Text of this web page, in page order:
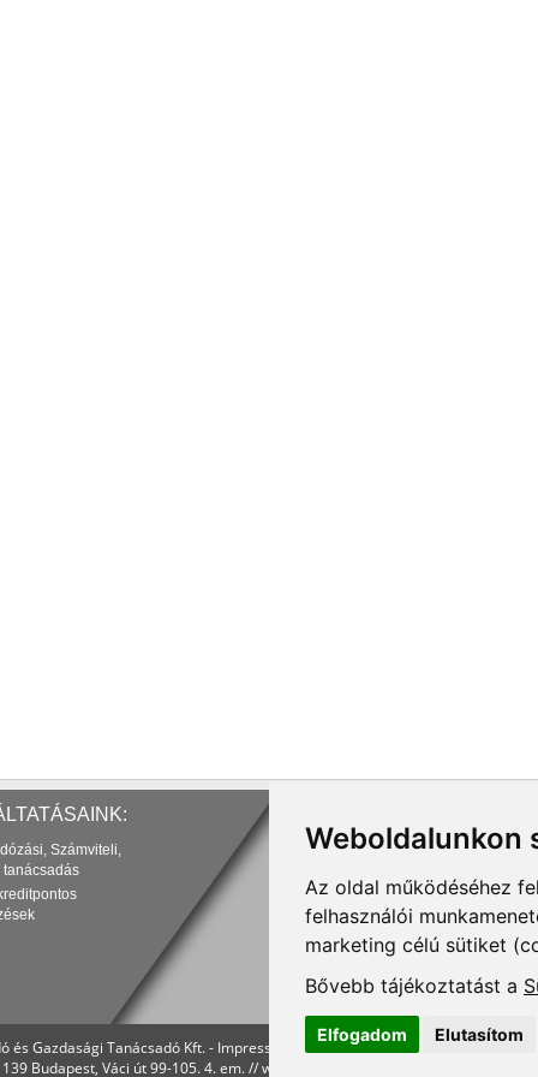
Weboldalunkon
Az oldal működéséhez
felhasználói
marketing célú sütiket
Bővebb tájékoztatást a
Elfogadom Elutasítom
Számviteli,
és Gazdasági Tanácsadó Kft. - Impresszum - Adatvédelmi feltételek-
Budapest, Váci út 99-105. 4. em. //www.menedzserpraxis.hu